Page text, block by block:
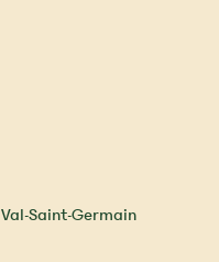
Val-Saint-Germain